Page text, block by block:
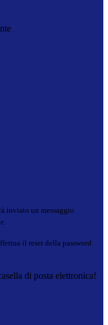
inviato un messaggio
il reset della password
di posta elettronica!